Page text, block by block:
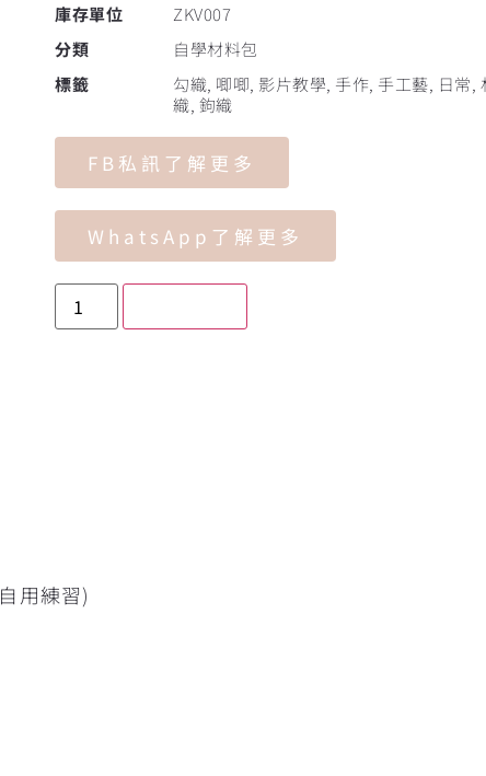
庫存單位
ZKV007
分類
自學材料包
標籤
勾織, 唧唧, 影片教學, 手作, 手工藝, 日常,
織, 鉤織
FB私訊了解更多
WhatsApp了解更多
自用練習)